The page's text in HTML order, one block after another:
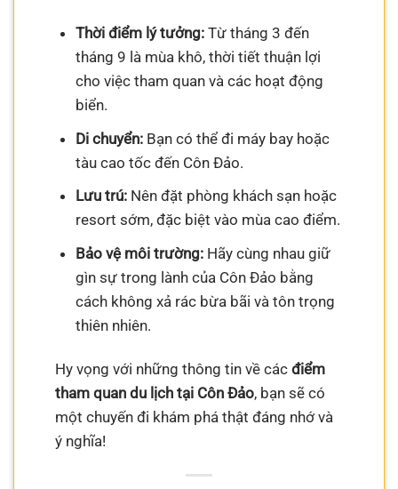
Thời điểm lý tưởng:Từ tháng 3 đến
tháng 9 là mùa khô, thời tiết thuận lợi
cho việc tham quan và các hoạt động
biển.
Di chuyển:Bạn có thể đi máy bay hoặc
tàu cao tốc đến Côn Đảo.
Lưu trú:Nên đặt phòng khách sạn hoặc
resort sớm, đặc biệt vào mùa cao điểm.
Bảo vệ môi trường:Hãy cùng nhau giữ
gìn sự trong lành của Côn Đảo bằng
cách không xả rác bừa bãi và tôn trọng
thiên nhiên.
Hy vọng với những thông tin về cácđiểm
tham quan du lịch tại Côn Đảo, bạn sẽ có
một chuyến đi khám phá thật đáng nhớ và
ý nghĩa!